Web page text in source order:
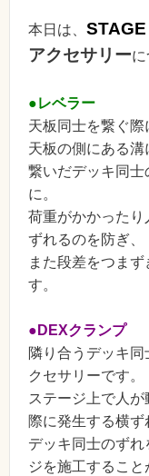
本日は、
アクセサリー
●レベラー
天板同士を繋ぐ際
天板の側にある溝
繋いだデッキ同
に。
荷重がかかったり
ずれるのを防ぎ、
また段差をつま
す。
●DEXクランプ
隣り合うデッキ
クセサリーです。
ステージ上で人
際に発生する横ず
デッキ同士のず
ジを施工すること